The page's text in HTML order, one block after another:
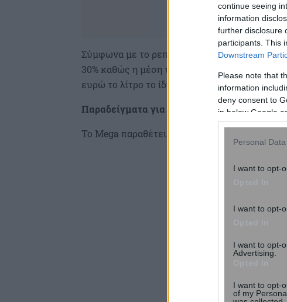
continue seeing
information
further disclosure
participants. This
Downstream
Please note that
information
deny consent to
in below Google
Personal
I want to opt-
I want to opt-
I want to opt-
Advertising.
I want to opt-
of my
Σύμφωνα με το ρεπορτάζ του Mega, το ταξίδι
30% καθώς η μέση τιμή της βενζίνης έχει
ευρώ το λίτρο το ίδιο διάστημα του 2021.
Παραδείγματα για την έξοδο του Πάσχα
Το Mega παραθέτει παρακάτω παραδείγματα